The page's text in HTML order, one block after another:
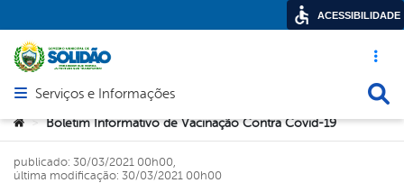
Acesso
Abrir menu principal de navegação
Serviços e Informações
Você está aqui:
> Boletim Informativo de Vacinação Contra Covid-19
publicado: 30/03/2021 00h00,
última modificação: 30/03/2021 00h00
ACESSIBILIDADE